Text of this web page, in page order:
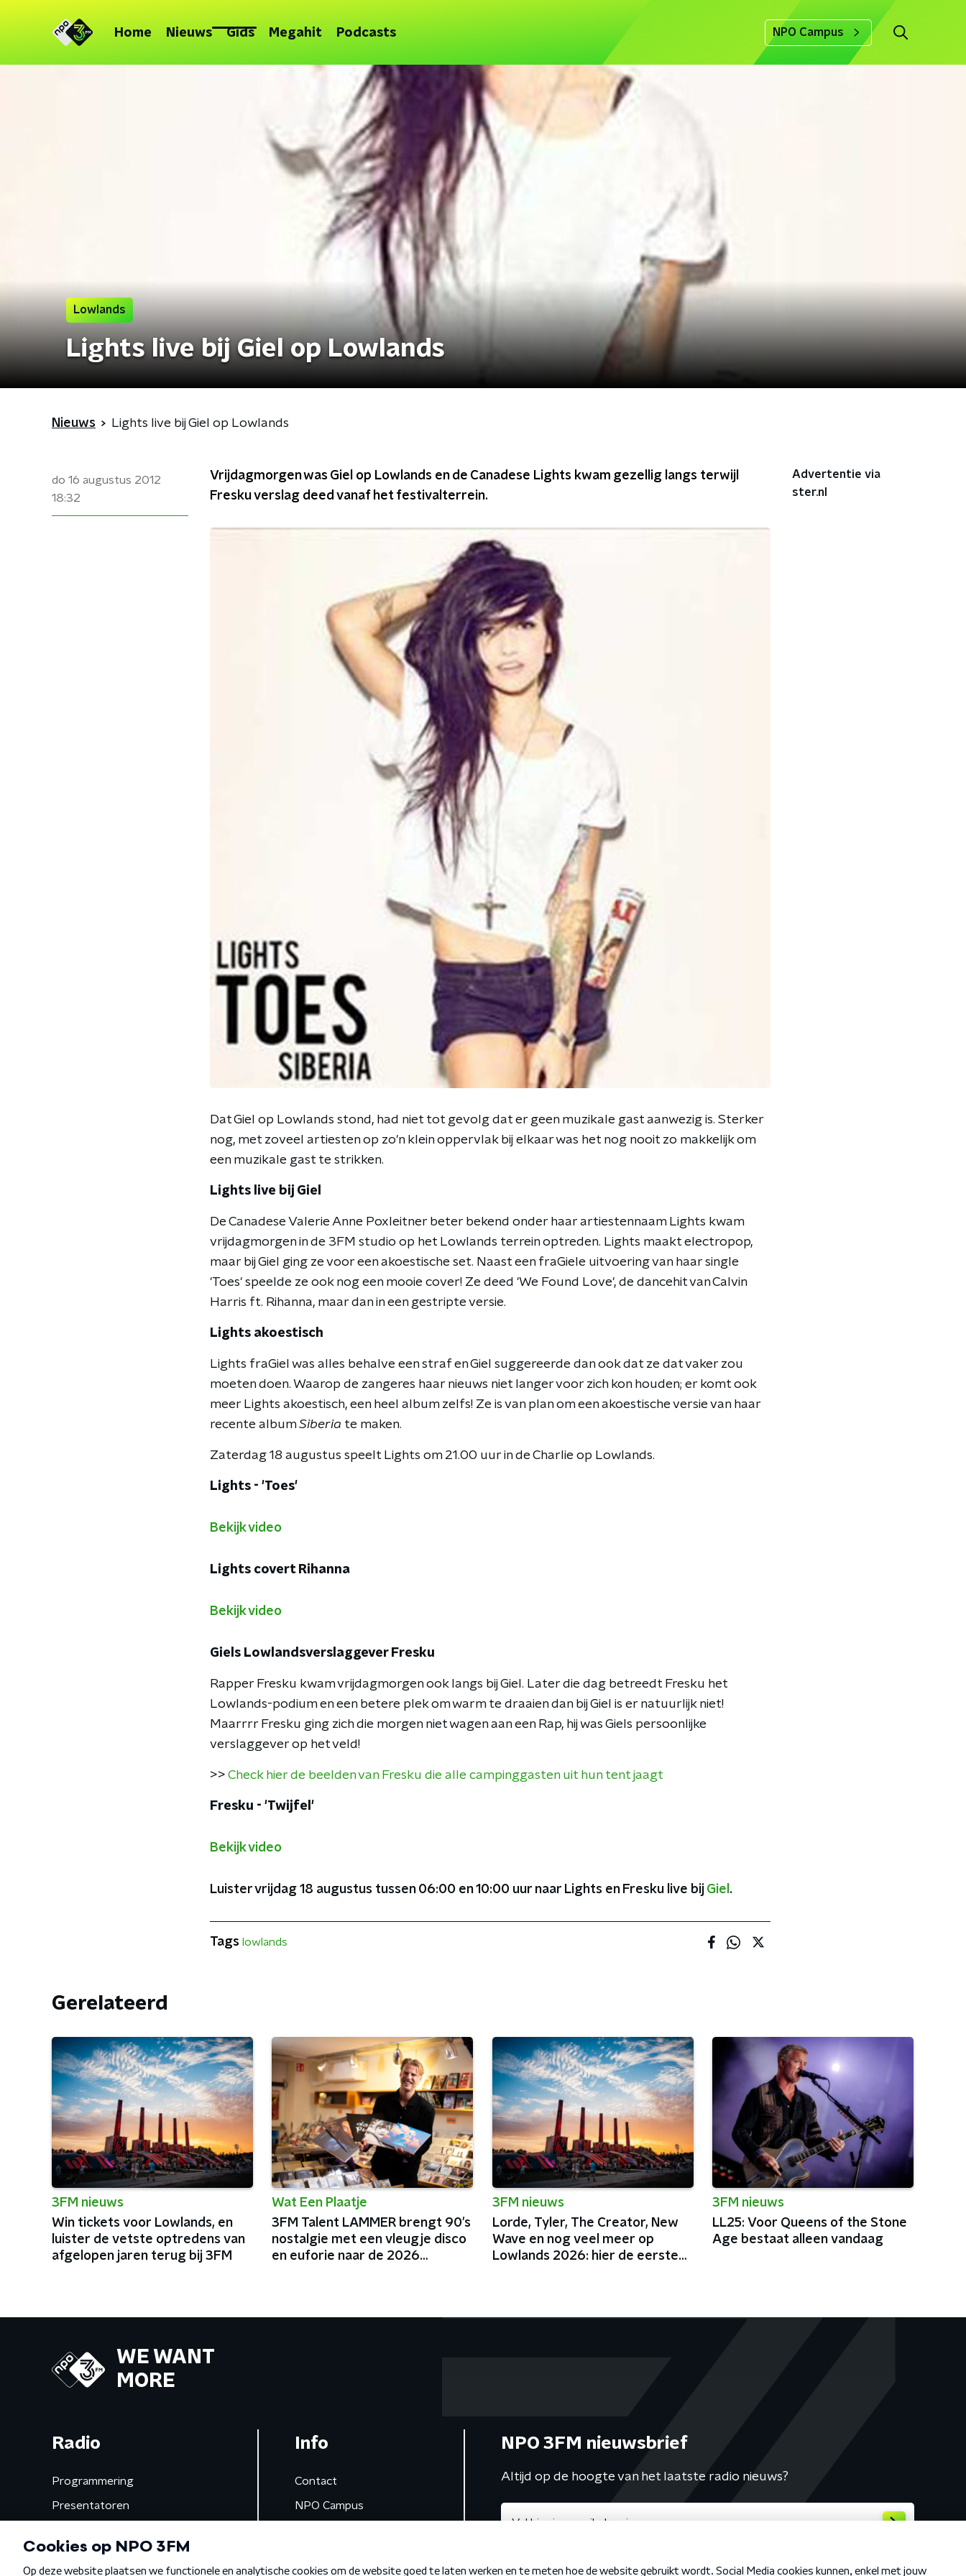
Home Nieuws Gids Megahit Podcasts NPO Campus
Lowlands
Lights live bij Giel op Lowlands
Nieuws Lights live bij Giel op Lowlands
do 16 augustus 2012
18:32
Vrijdagmorgen was Giel op Lowlands en de Canadese Lights kwam gezellig langs terwijl
Fresku verslag deed vanaf het festivalterrein.
Dat Giel op Lowlands stond, had niet tot gevolg dat er geen muzikale gast aanwezig is. Sterker
nog, met zoveel artiesten op zo'n klein oppervlak bij elkaar was het nog nooit zo makkelijk om
een muzikale gast te strikken.
Lights live bij Giel
De Canadese Valerie Anne Poxleitner beter bekend onder haar artiestennaam Lights kwam
vrijdagmorgen in de 3FM studio op het Lowlands terrein optreden. Lights maakt electropop,
maar bij Giel ging ze voor een akoestische set. Naast een fraGiele uitvoering van haar single
'Toes' speelde ze ook nog een mooie cover! Ze deed 'We Found Love', de dancehit van Calvin
Harris ft. Rihanna, maar dan in een gestripte versie.
Lights akoestisch
Lights fraGiel was alles behalve een straf en Giel suggereerde dan ook dat ze dat vaker zou
moeten doen. Waarop de zangeres haar nieuws niet langer voor zich kon houden; er komt ook
meer Lights akoestisch, een heel album zelfs! Ze is van plan om een akoestische versie van haar
recente album Siberia te maken.
Zaterdag 18 augustus speelt Lights om 21.00 uur in de Charlie op Lowlands.
Lights - 'Toes'
Bekijk video
Lights covert Rihanna
Bekijk video
Giels Lowlandsverslaggever Fresku
Rapper Fresku kwam vrijdagmorgen ook langs bij Giel. Later die dag betreedt Fresku het
Lowlands-podium en een betere plek om warm te draaien dan bij Giel is er natuurlijk niet!
Maarrrr Fresku ging zich die morgen niet wagen aan een Rap, hij was Giels persoonlijke
verslaggever op het veld!
>> Check hier de beelden van Fresku die alle campinggasten uit hun tent jaagt
Fresku - 'Twijfel'
Bekijk video
Luister vrijdag 18 augustus tussen 06:00 en 10:00 uur naar Lights en Fresku live bij Giel .
Advertentie via
ster.nl
Tags lowlands
Gerelateerd
3FM nieuws
Win tickets voor Lowlands, en
luister de vetste optredens van
afgelopen jaren terug bij 3FM
Wat Een Plaatje
3FM Talent LAMMER brengt 90's
nostalgie met een vleugje disco
en euforie naar de 2026
3FM nieuws
Lorde, Tyler, The Creator, New
Wave en nog veel meer op
Lowlands 2026: hier de eerste
3FM nieuws
LL25: Voor Queens of the Stone
Age bestaat alleen vandaag
WE WANT
MORE
Radio
Programmering
Presentatoren
Gemist
Info
Contact
NPO Campus
NPO 3FM nieuwsbrief
Altijd op de hoogte van het laatste radio nieuws?